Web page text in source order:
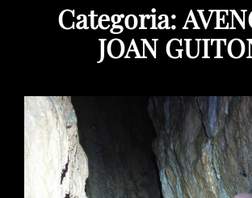
Categoria:
JOAN